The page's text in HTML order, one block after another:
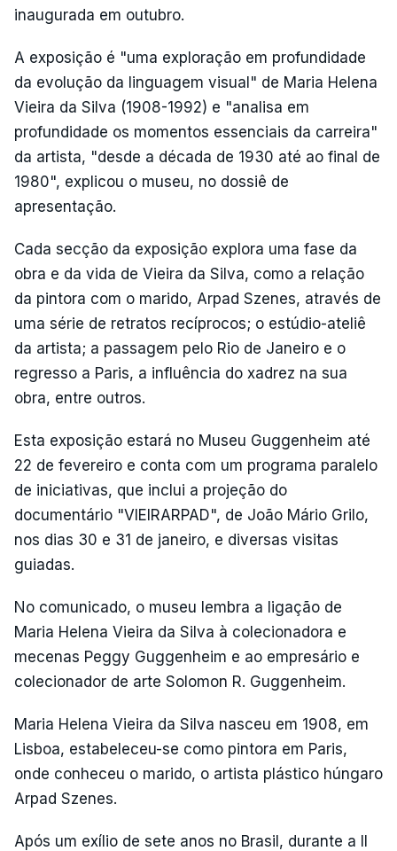
inaugurada em outubro.
A exposição é "uma exploração em profundidade
da evolução da linguagem visual" de Maria Helena
Vieira da Silva (1908-1992) e "analisa em
profundidade os momentos essenciais da carreira"
da artista, "desde a década de 1930 até ao final de
1980", explicou o museu, no dossiê de
apresentação.
Cada secção da exposição explora uma fase da
obra e da vida de Vieira da Silva, como a relação
da pintora com o marido, Arpad Szenes, através de
uma série de retratos recíprocos; o estúdio-ateliê
da artista; a passagem pelo Rio de Janeiro e o
regresso a Paris, a influência do xadrez na sua
obra, entre outros.
Esta exposição estará no Museu Guggenheim até
22 de fevereiro e conta com um programa paralelo
de iniciativas, que inclui a projeção do
documentário "VIEIRARPAD", de João Mário Grilo,
nos dias 30 e 31 de janeiro, e diversas visitas
guiadas.
No comunicado, o museu lembra a ligação de
Maria Helena Vieira da Silva à colecionadora e
mecenas Peggy Guggenheim e ao empresário e
colecionador de arte Solomon R. Guggenheim.
Maria Helena Vieira da Silva nasceu em 1908, em
Lisboa, estabeleceu-se como pintora em Paris,
onde conheceu o marido, o artista plástico húngaro
Arpad Szenes.
Após um exílio de sete anos no Brasil, durante a II